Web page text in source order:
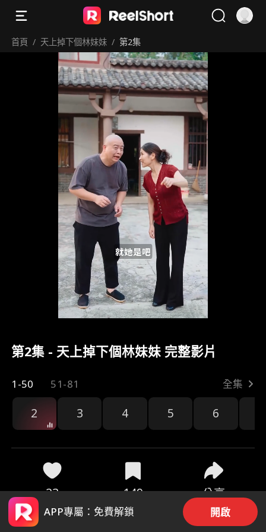
首頁 / 天上掉下個林妹妹 / 第2集
第2集 - 天上掉下個林妹妹 完整影片
1-50 51-81 全集
2 3 4 5 6
23 149 分享
APP專屬：免費解鎖 開啟